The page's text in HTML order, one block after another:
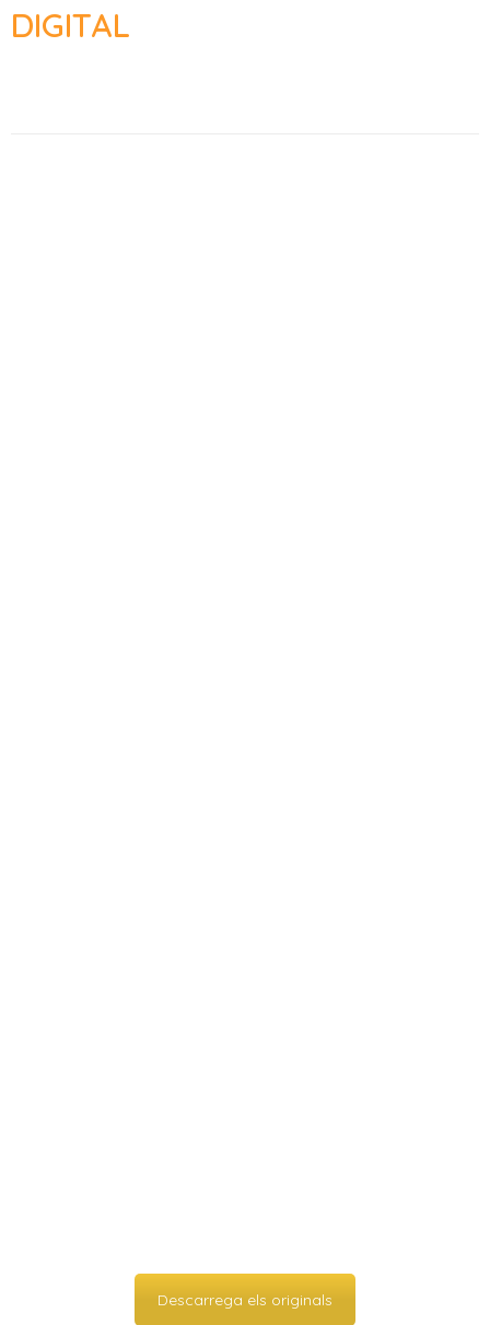
DIGITAL
Descarrega els originals